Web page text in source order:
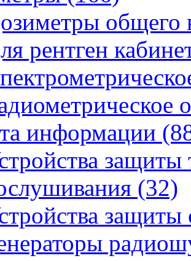
общего
рентген
информации
(32)